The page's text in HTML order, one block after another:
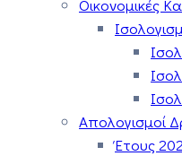
Οικονομικές
Απολογισμοί
Έτους